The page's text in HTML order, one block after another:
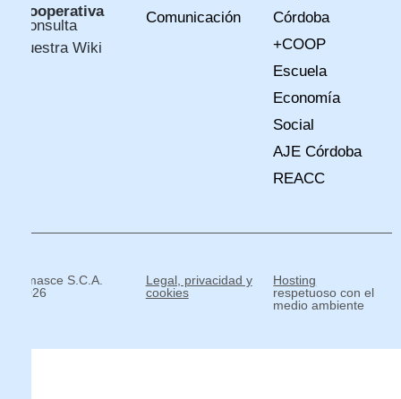
Cooperativa
Consulta
nuestra Wiki
Comunicación
Córdoba
+COOP
Escuela
Economía
Social
AJE Córdoba
REACC
Amasce S.C.A.
2026
Legal, privacidad y
cookies
Hosting
respetuoso con el
medio ambiente